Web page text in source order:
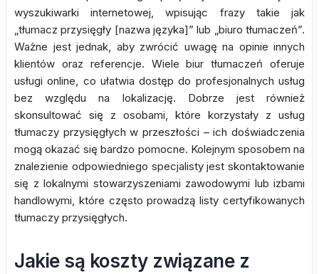
wyszukiwarki internetowej, wpisując frazy takie jak
„tłumacz przysięgły [nazwa języka]” lub „biuro tłumaczeń”.
Ważne jest jednak, aby zwrócić uwagę na opinie innych
klientów oraz referencje. Wiele biur tłumaczeń oferuje
usługi online, co ułatwia dostęp do profesjonalnych usług
bez względu na lokalizację. Dobrze jest również
skonsultować się z osobami, które korzystały z usług
tłumaczy przysięgłych w przeszłości – ich doświadczenia
mogą okazać się bardzo pomocne. Kolejnym sposobem na
znalezienie odpowiedniego specjalisty jest skontaktowanie
się z lokalnymi stowarzyszeniami zawodowymi lub izbami
handlowymi, które często prowadzą listy certyfikowanych
tłumaczy przysięgłych.
Jakie są koszty związane z